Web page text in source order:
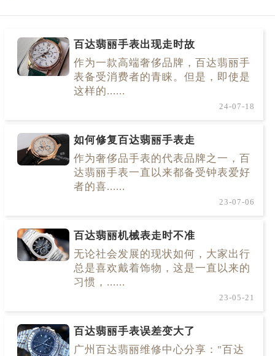
百达翡丽手表出现走时故
作为一款高端奢侈品牌，百达翡丽手
表备受消费者的青睐。但是，即使是
这样的......
24-07-18
如何修复百达翡丽手表走
作为奢侈品手表的代表品牌之一，百
达翡丽手表一直以来都备受钟表爱好
者的喜......
23-07-06
百达翡丽机械表走时不准
无论社会发展的现状如何，大家出行
总是喜欢戴着饰物，这是一直以来的
习惯，......
23-05-21
百达翡丽手表误差变大了
广州百达翡丽维修中心分享："百达